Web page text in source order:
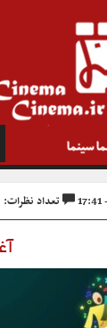
تعداد نظرات: ۰ نظر